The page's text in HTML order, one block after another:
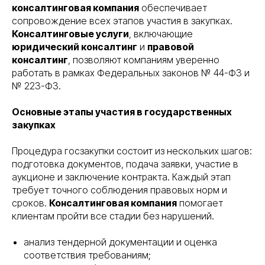
консалтинговая компания обеспечивает
сопровождение всех этапов участия в закупках.
Консалтинговые услуги, включающие
юридический консалтинг и правовой
консалтинг, позволяют компаниям уверенно
работать в рамках Федеральных законов № 44-ФЗ и
№ 223-ФЗ.
Основные этапы участия в государственных
закупках
Процедура госзакупки состоит из нескольких шагов:
подготовка документов, подача заявки, участие в
аукционе и заключение контракта. Каждый этап
требует точного соблюдения правовых норм и
сроков. Консалтинговая компания помогает
клиентам пройти все стадии без нарушений.
анализ тендерной документации и оценка
соответствия требованиям;